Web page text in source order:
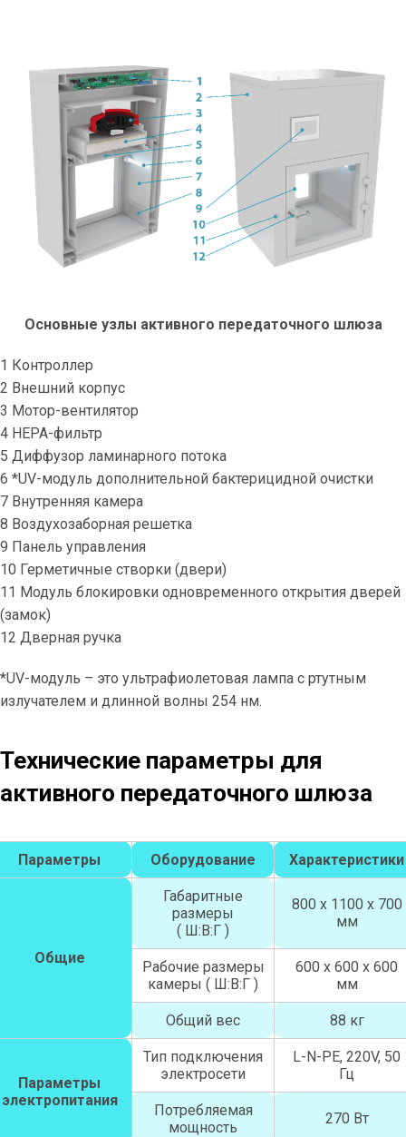
Основные узлы активного передаточного шлюза
1 Контроллер
2 Внешний корпус
3 Мотор-вентилятор
4 HEPA-фильтр
5 Диффузор ламинарного потока
6 *UV-модуль дополнительной бактерицидной очистки
7 Внутренняя камера
8 Воздухозаборная решетка
9 Панель управления
10 Герметичные створки (двери)
11 Модуль блокировки одновременного открытия дверей
(замок)
12 Дверная ручка
*UV-модуль – это ультрафиолетовая лампа с ртутным
излучателем и длинной волны 254 нм.
Технические параметры для
активного передаточного шлюза
Параметры Оборудование Характеристики
Общие
Габаритные
размеры
( Ш:В:Г )
800 х 1100 х 700
мм
Рабочие размеры
камеры ( Ш:В:Г )
600 х 600 х 600
мм
Общий вес 88 кг
Параметры
электропитания
Тип подключения
электросети
L-N-PE, 220V, 50
Гц
Потребляемая
мощность
270 Вт